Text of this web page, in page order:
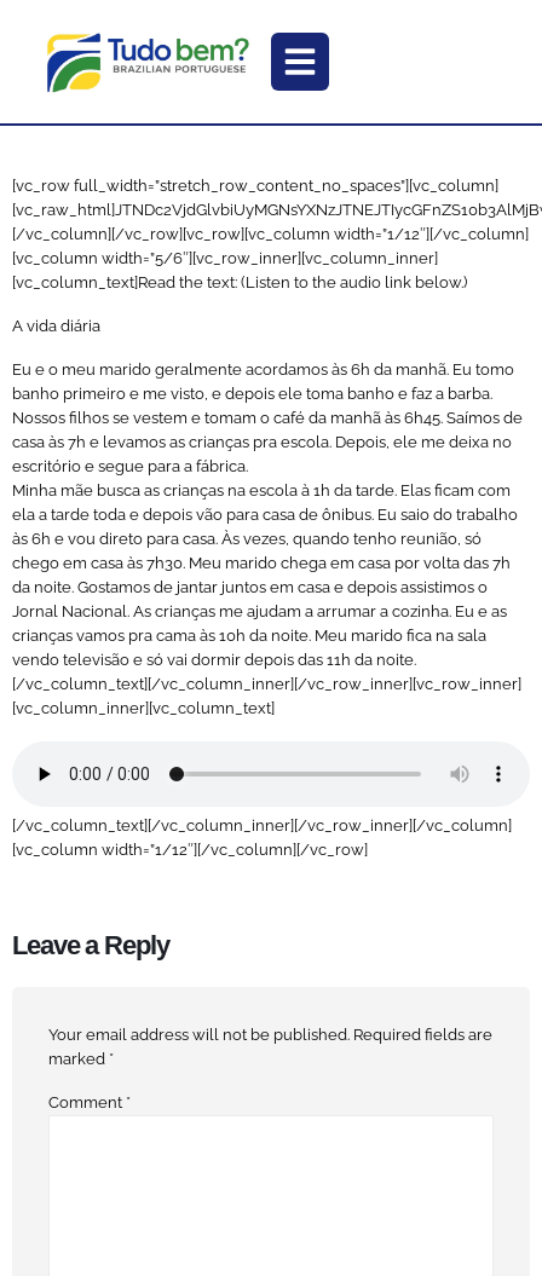
[vc_row full_width=”stretch_row_content_no_spaces”][vc_column]
[/vc_column][/vc_row][vc_row][vc_column width=”1/12″][/vc_column]
[vc_column width=”5/6″][vc_row_inner][vc_column_inner]
[vc_column_text]Read the text: (Listen to the audio link below.)
A vida diária
Eu e o meu marido geralmente acordamos às 6h da manhã. Eu tomo
banho primeiro e me visto, e depois ele toma banho e faz a barba.
Nossos filhos se vestem e tomam o café da manhã às 6h45. Saímos de
casa às 7h e levamos as crianças pra escola. Depois, ele me deixa no
escritório e segue para a fábrica.
Minha mãe busca as crianças na escola à 1h da tarde. Elas ficam com
ela a tarde toda e depois vão para casa de ônibus. Eu saio do trabalho
às 6h e vou direto para casa. Às vezes, quando tenho reunião, só
chego em casa às 7h30. Meu marido chega em casa por volta das 7h
da noite. Gostamos de jantar juntos em casa e depois assistimos o
Jornal Nacional. As crianças me ajudam a arrumar a cozinha. Eu e as
crianças vamos pra cama às 10h da noite. Meu marido fica na sala
vendo televisão e só vai dormir depois das 11h da noite.
[/vc_column_text][/vc_column_inner][/vc_row_inner][vc_row_inner]
[vc_column_inner][vc_column_text]
[/vc_column_text][/vc_column_inner][/vc_row_inner][/vc_column]
[vc_column width=”1/12″][/vc_column][/vc_row]
Leave a Reply
Your email address will not be published. Required fields are
marked *
Comment *